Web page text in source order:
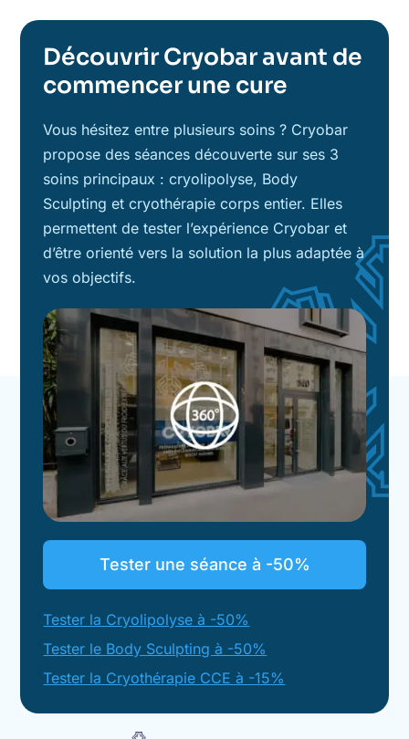
Découvrir Cryobar avant de
commencer une cure
Vous hésitez entre plusieurs soins ? Cryobar
propose des séances découverte sur ses 3
soins principaux : cryolipolyse, Body
Sculpting et cryothérapie corps entier. Elles
permettent de tester l’expérience Cryobar et
d’être orienté vers la solution la plus adaptée à
vos objectifs.
Tester une séance à -50%
Tester la Cryolipolyse à -50%
Tester le Body Sculpting à -50%
Tester la Cryothérapie CCE à -15%